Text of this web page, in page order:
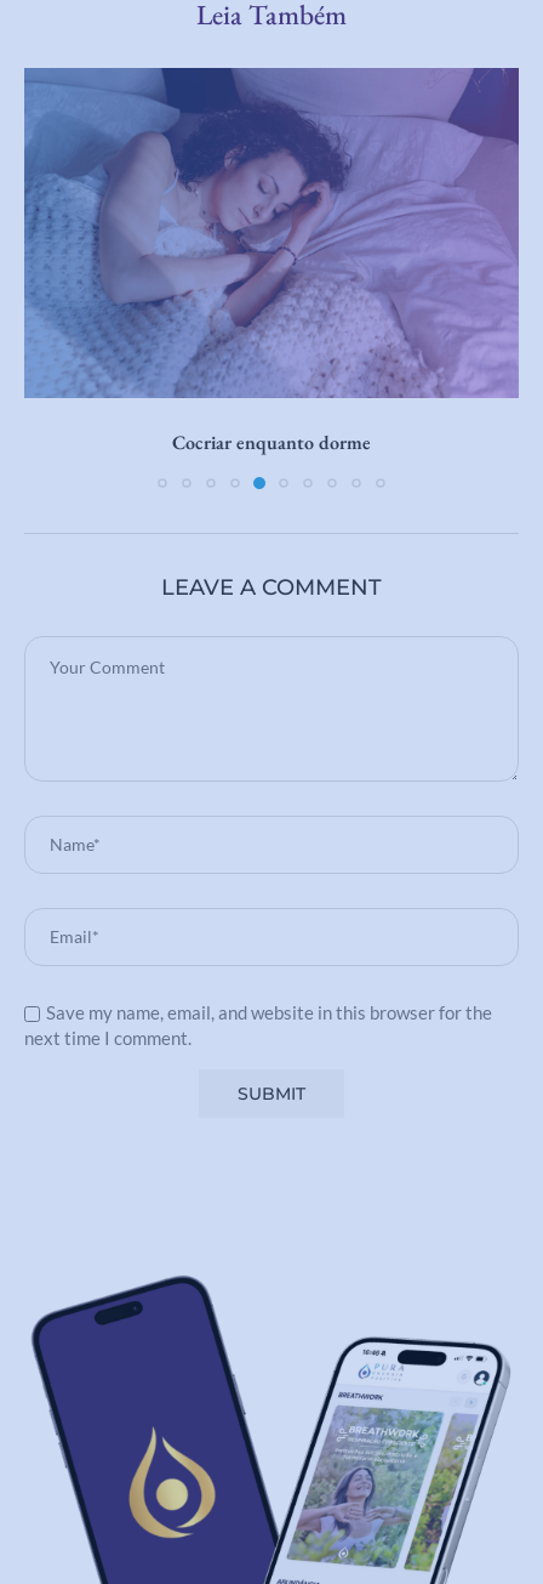
Leia Também
Cocriar enquanto dorme
LEAVE A COMMENT
Save my name, email, and website in this browser for the
next time I comment.